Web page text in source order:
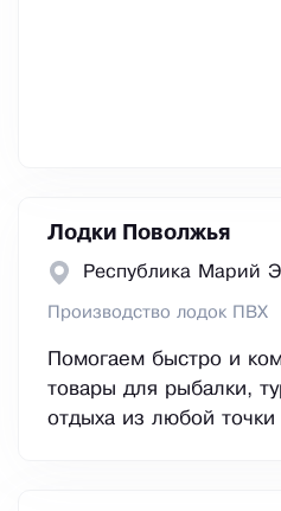
Лодки Поволжья
Республика Марий
Производство лодок ПВХ
Помогаем быстро и
товары для рыбалки,
отдыха из любой